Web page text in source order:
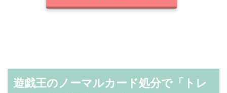
遊戯王のノーマルカード処分で「トレ